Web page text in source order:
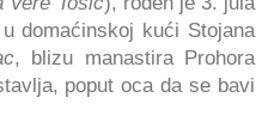
domaćinskoj kući Stojana
, blizu manastira Prohora
poput oca da se bavi